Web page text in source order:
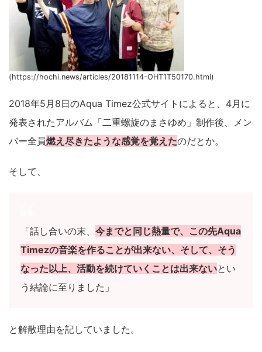
(https://hochi.news/articles/20181114-OHT1T50170.html)
2018年5月8日のAqua Timez公式サイトによると、4月に
発表されたアルバム「二重螺旋のまさゆめ」制作後、メン
バー全員燃え尽きたような感覚を覚えたのだとか。
そして、
「話し合いの末、 今までと同じ熱量で、この先Aqua
Timezの音楽を作ることが出来ない、そして、そう
なった以上、活動を続けていくことは出来ないとい
う結論に至りました」
と解散理由を記していました。